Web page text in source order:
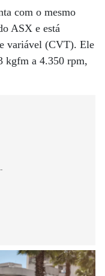
com o mesmo
ASX e está
variável (CVT). Ele
kgfm a 4.350 rpm,